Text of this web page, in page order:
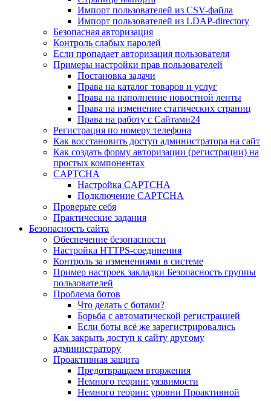
Импорт пользователей из CSV-файла
Импорт пользователей из LDAP-directory
Безопасная авторизация
Контроль слабых паролей
Если пропадает авторизация пользователя
Примеры настройки прав пользователей
Постановка задачи
Права на каталог товаров и услуг
Права на наполнение новостной ленты
Права на изменение статических страниц
Права на работу с Сайтами24
Регистрация по номеру телефона
Как восстановить доступ администратора на сайт
Как создать форму авторизации (регистрации) на
простых компонентах
CAPTCHA
Настройка CAPTCHA
Подключение CAPTCHA
Проверьте себя
Практические задания
Безопасность сайта
Обеспечение безопасности
Настройка HTTPS-соединения
Контроль за изменениями в системе
Пример настроек закладки Безопасность группы
пользователей
Проблема ботов
Что делать с ботами?
Борьба с автоматической регистрацией
Если боты всё же зарегистрировались
Как закрыть доступ к сайту другому
администратору
Проактивная защита
Предотвращаем вторжения
Немного теории: уязвимости
Немного теории: уровни Проактивной